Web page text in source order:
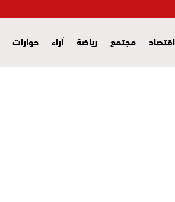
اقتصاد مجتمع رياضة آراء حوارات